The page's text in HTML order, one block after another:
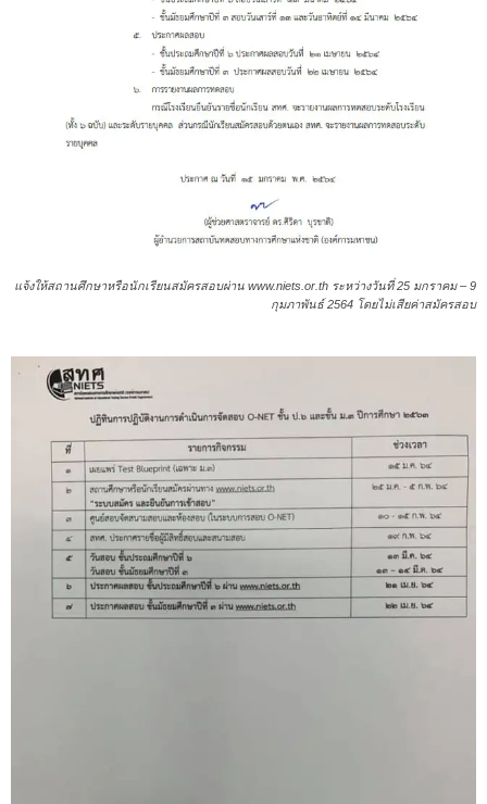
แจ้งให้สถานศึกษาหรือนักเรียนสมัครสอบผ่าน www.niets.or.th ระหว่างวันที่ 25 มกราคม – 9
กุมภาพันธ์ 2564 โดยไม่เสียค่าสมัครสอบ